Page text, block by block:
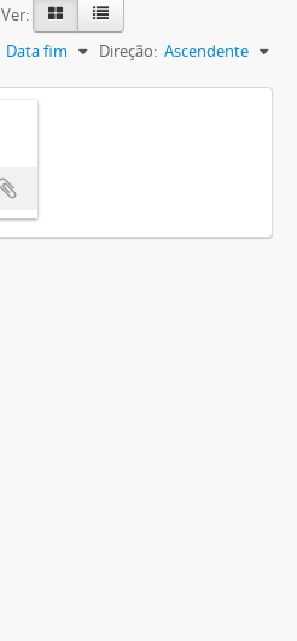
Ver:
Data fim Direção: Ascendente